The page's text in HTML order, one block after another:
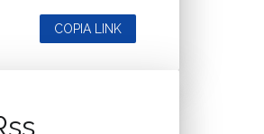
COPIA LINK